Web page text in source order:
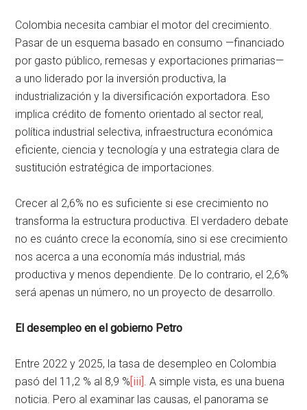
Colombia necesita cambiar el motor del crecimiento.
Pasar de un esquema basado en consumo —financiado
por gasto público, remesas y exportaciones primarias—
a uno liderado por la inversión productiva, la
industrialización y la diversificación exportadora. Eso
implica crédito de fomento orientado al sector real,
política industrial selectiva, infraestructura económica
eficiente, ciencia y tecnología y una estrategia clara de
sustitución estratégica de importaciones.
Crecer al 2,6% no es suficiente si ese crecimiento no
transforma la estructura productiva. El verdadero debate
no es cuánto crece la economía, sino si ese crecimiento
nos acerca a una economía más industrial, más
productiva y menos dependiente. De lo contrario, el 2,6%
será apenas un número, no un proyecto de desarrollo.
El desempleo en el gobierno Petro
Entre 2022 y 2025, la tasa de desempleo en Colombia
pasó del 11,2 % al 8,9 % [iii] . A simple vista, es una buena
noticia. Pero al examinar las causas, el panorama se